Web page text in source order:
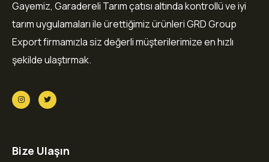
Gayemiz, Garadereli Tarım çatısı altında kontrollü ve iyi
tarım uygulamaları ile ürettiğimiz ürünleri GRD Group
Export firmamızla siz değerli müşterilerimize en hızlı
şekilde ulaştırmak.
Bize Ulaşın